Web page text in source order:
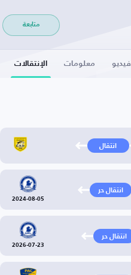
متابعة
فيديو معلومات الإنتقالات
انتقال
انتقال حر
2024-08-05
انتقال حر
2026-07-23